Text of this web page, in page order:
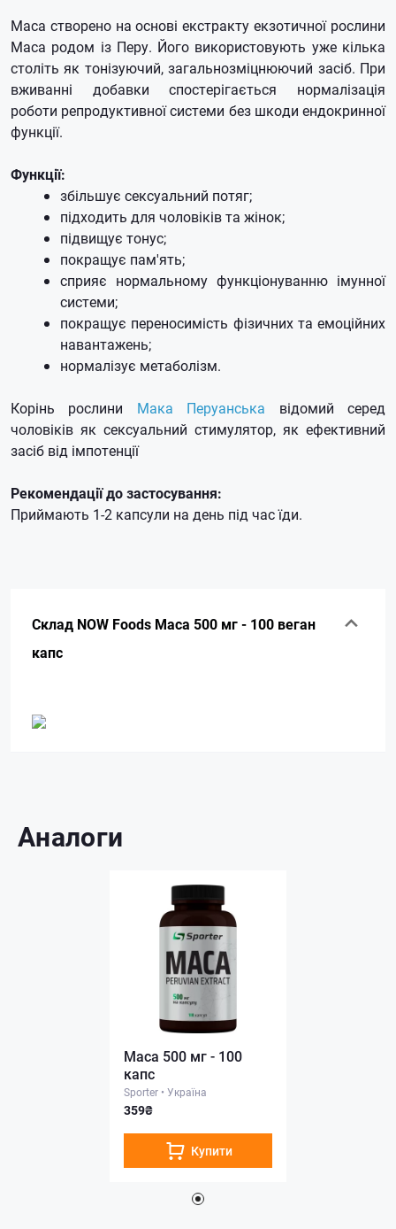
Maca створено на основі екстракту екзотичної рослини
Maca родом із Перу. Його використовують уже кілька
століть як тонізуючий, загальнозміцнюючий засіб. При
вживанні добавки спостерігається нормалізація
роботи репродуктивної системи без шкоди ендокринної
функції.
Функції:
збільшує сексуальний потяг;
підходить для чоловіків та жінок;
підвищує тонус;
покращує пам'ять;
сприяє нормальному функціонуванню імунної
системи;
покращує переносимість фізичних та емоційних
навантажень;
нормалізує метаболізм.
Корінь рослини Мака Перуанська відомий серед
чоловіків як сексуальний стимулятор, як ефективний
засіб від імпотенції
Рекомендації до застосування:
Приймають 1-2 капсули на день під час їди.
Склад NOW Foods Maca 500 мг - 100 веган
капс
Аналоги
Maca 500 мг - 100
капс
Sporter • Україна
359₴
Купити